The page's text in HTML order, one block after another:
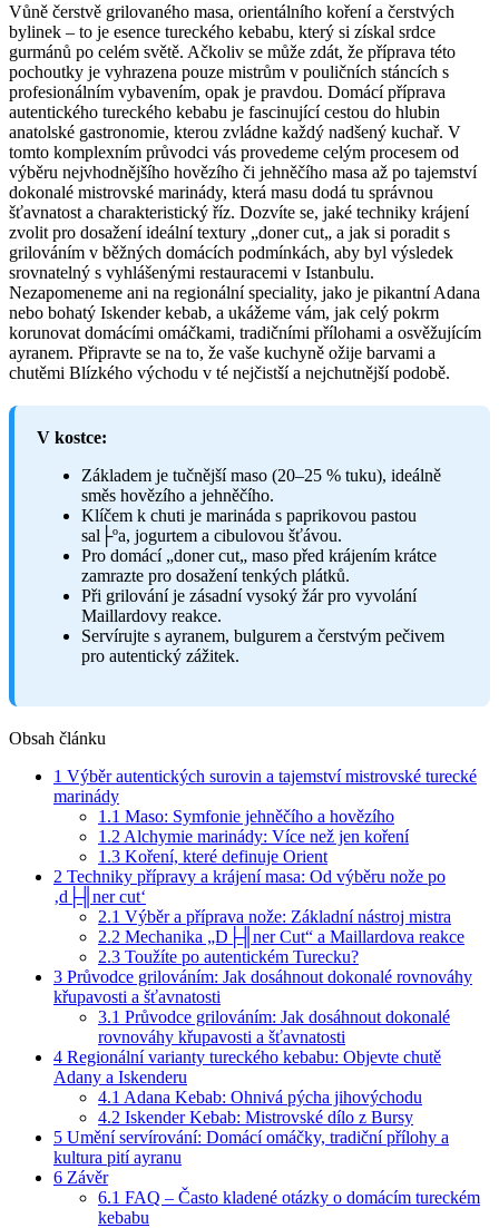
Vůně čerstvě grilovaného masa, orientálního koření a čerstvých
bylinek – to je esence tureckého kebabu, který si získal srdce
gurmánů po celém světě. Ačkoliv se může zdát, že příprava této
pochoutky je vyhrazena pouze mistrům v pouličních stáncích s
profesionálním vybavením, opak je pravdou. Domácí příprava
autentického tureckého kebabu je fascinující cestou do hlubin
anatolské gastronomie, kterou zvládne každý nadšený kuchař. V
tomto komplexním průvodci vás provedeme celým procesem od
výběru nejvhodnějšího hovězího či jehněčího masa až po tajemství
dokonalé mistrovské marinády, která masu dodá tu správnou
šťavnatost a charakteristický říz. Dozvíte se, jaké techniky krájení
zvolit pro dosažení ideální textury „doner cut„ a jak si poradit s
grilováním v běžných domácích podmínkách, aby byl výsledek
srovnatelný s vyhlášenými restauracemi v Istanbulu.
Nezapomeneme ani na regionální speciality, jako je pikantní Adana
nebo bohatý Iskender kebab, a ukážeme vám, jak celý pokrm
korunovat domácími omáčkami, tradičními přílohami a osvěžujícím
ayranem. Připravte se na to, že vaše kuchyně ožije barvami a
chutěmi Blízkého východu v té nejčistší a nejchutnější podobě.
V kostce:
Základem je tučnější maso (20–25 % tuku), ideálně
směs hovězího a jehněčího.
Klíčem k chuti je marináda s paprikovou pastou
sal├ºa, jogurtem a cibulovou šťávou.
Pro domácí „doner cut„ maso před krájením krátce
zamrazte pro dosažení tenkých plátků.
Při grilování je zásadní vysoký žár pro vyvolání
Maillardovy reakce.
Servírujte s ayranem, bulgurem a čerstvým pečivem
pro autentický zážitek.
Obsah článku
1 Výběr autentických surovin a tajemství mistrovské turecké
marinády
1.1 Maso: Symfonie jehněčího a hovězího
1.2 Alchymie marinády: Více než jen koření
1.3 Koření, které definuje Orient
2 Techniky přípravy a krájení masa: Od výběru nože po
‚d├╢ner cut‘
2.1 Výběr a příprava nože: Základní nástroj mistra
2.2 Mechanika „D├╢ner Cut“ a Maillardova reakce
2.3 Toužíte po autentickém Turecku?
3 Průvodce grilováním: Jak dosáhnout dokonalé rovnováhy
křupavosti a šťavnatosti
3.1 Průvodce grilováním: Jak dosáhnout dokonalé
rovnováhy křupavosti a šťavnatosti
4 Regionální varianty tureckého kebabu: Objevte chutě
Adany a Iskenderu
4.1 Adana Kebab: Ohnivá pýcha jihovýchodu
4.2 Iskender Kebab: Mistrovské dílo z Bursy
5 Umění servírování: Domácí omáčky, tradiční přílohy a
kultura pití ayranu
6 Závěr
6.1 FAQ – Často kladené otázky o domácím tureckém
kebabu